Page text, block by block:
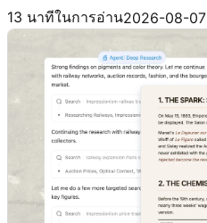
13 นาทีในการอ่าน2026-08-07